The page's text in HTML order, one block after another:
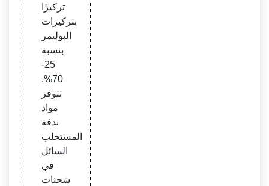
تركيزًا
بتركيزات
البوليمر
بنسبة
25-
70%.
تتوفر
مواد
ندفة
المستحلب
السائل
في
شحنات